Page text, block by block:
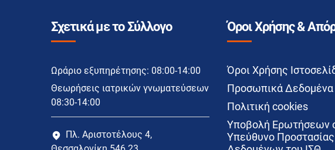
Σχετικά με το Σύλλογο
Ωράριο εξυπηρέτησης: 08:00-14:00
Θεωρήσεις ιατρικών γνωματεύσεων
08:30-14:00
Πλ. Αριστοτέλους 4,
Όροι Χρήσης &
Όροι Χρήσης
Προσωπικά Δεδομένα
Πολιτική cookies
Υποβολή Ερωτήσεων
Υπεύθυνο Προστασίας